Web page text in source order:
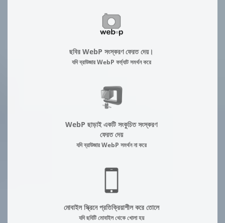
ছবির WebP সংস্করণ ফেরত দেয়।
যদি ব্রাউজার WebP ফর্ম্যাট সমর্থন করে
WebP ছাড়াই একটি সংকুচিত সংস্করণ
ফেরত দেয়
যদি ব্রাউজার WebP সমর্থন না করে
মোবাইল স্ক্রিনে প্রতিক্রিয়াশীল করে তোলে
যদি ছবিটি মোবাইল থেকে খোলা হয়